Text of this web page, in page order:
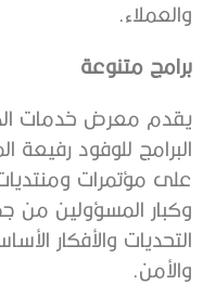
والعملاء.
برامج متنوعة
البرامج للوفود
على مؤتمرات
وكبار المسؤولين من
التحديات والأفكار
والأمن.